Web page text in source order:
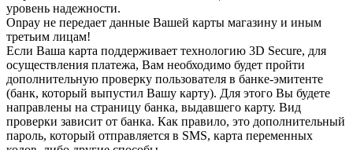
уровень надежности.
Onpay не передает данные Вашей карты магазину и иным
третьим лицам!
Если Ваша карта поддерживает технологию 3D Secure, для
осуществления платежа, Вам необходимо будет пройти
дополнительную проверку пользователя в банке-эмитенте
(банк, который выпустил Вашу карту). Для этого Вы будете
направлены на страницу банка, выдавшего карту. Вид
проверки зависит от банка. Как правило, это дополнительный
пароль, который отправляется в SMS, карта переменных